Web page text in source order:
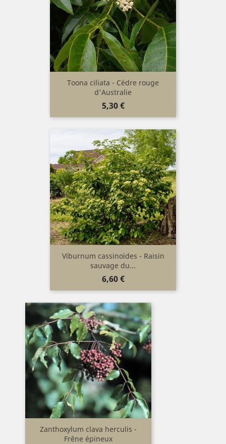
Toona ciliata - Cèdre rouge
d'Australie
Prix
5,30 €
Viburnum cassinoides - Raisin
sauvage du...
Prix
6,60 €
Zanthoxylum clava herculis -
Frêne épineux